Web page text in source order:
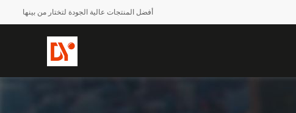
أفضل المنتجات عالية الجودة لتختار من بينها